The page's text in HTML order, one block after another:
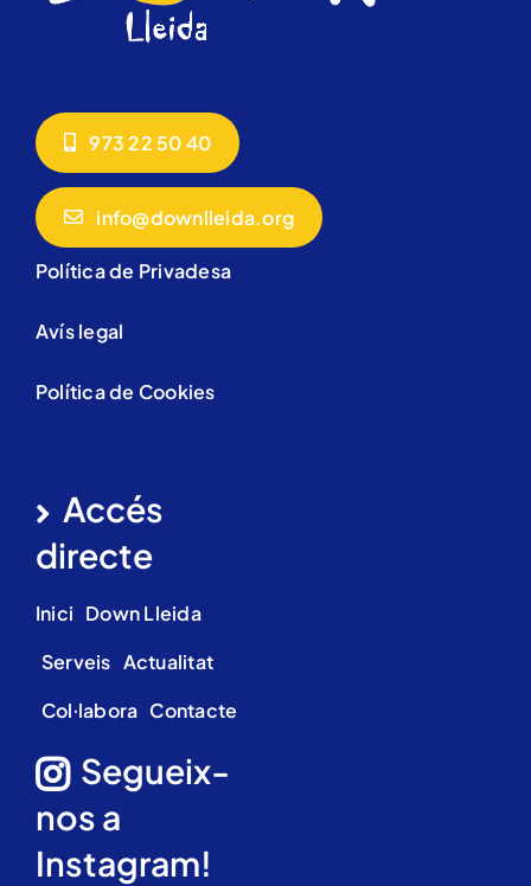
973 22 50 40
info@downlleida.org
Política de Privadesa
Avís legal
Política de Cookies
Accés
directe
Inici Down Lleida
Serveis Actualitat
Col·labora Contacte
Segueix-
nos a
Instagram!